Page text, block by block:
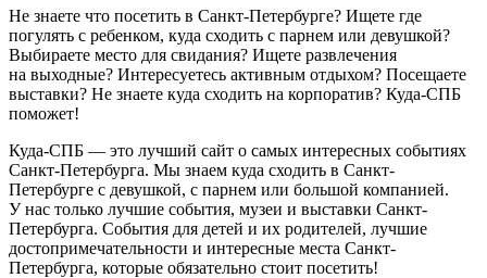
Не знаете что посетить в Санкт-Петербурге? Ищете где
погулять с ребенком, куда сходить с парнем или девушкой?
Выбираете место для свидания? Ищете развлечения
на выходные? Интересуетесь активным отдыхом? Посещаете
выставки? Не знаете куда сходить на корпоратив? Куда-СПБ
поможет!
Куда-СПБ — это лучший сайт о самых интересных событиях
Санкт-Петербурга. Мы знаем куда сходить в Санкт-
Петербурге с девушкой, с парнем или большой компанией.
У нас только лучшие события, музеи и выставки Санкт-
Петербурга. События для детей и их родителей, лучшие
достопримечательности и интересные места Санкт-
Петербурга, которые обязательно стоит посетить!